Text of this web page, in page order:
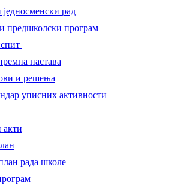
рад
предшколски програм
настава
и решења
уписних активности
рада школе